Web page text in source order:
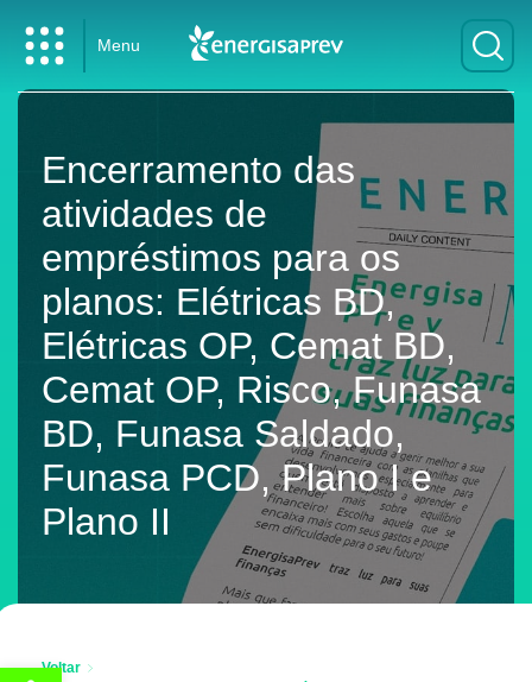
Menu
Encerramento das
atividades de
empréstimos para os
planos: Elétricas BD,
Elétricas OP, Cemat BD,
Cemat OP, Risco, Funasa
BD, Funasa Saldado,
Funasa PCD, Plano I e
Plano II
Voltar